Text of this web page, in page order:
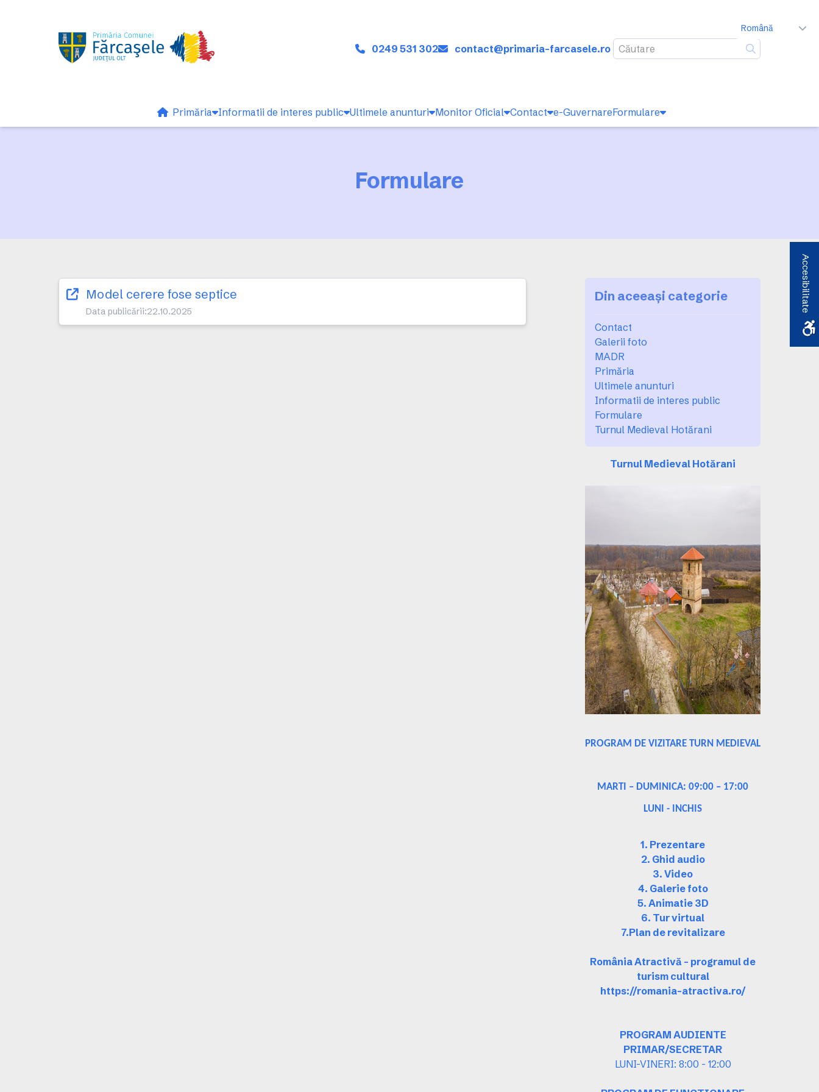
0249 531 302
contact@primaria-farcasele.ro
Caută
Română
Primăria Informatii de interes public Ultimele anunturi Monitor Oficial Contact e-GuvernareFormulare
Formulare
Model cerere fose septice
Data publicării:22.10.2025
Din aceeași categorie
Contact
Galerii foto
MADR
Primăria
Ultimele anunturi
Informatii de interes public
Formulare
Turnul Medieval Hotărani
Turnul Medieval Hotărani
PROGRAM DE VIZITARE TURN MEDIEVAL
MARTI – DUMINICA: 09:00 – 17:00
LUNI - INCHIS
1. Prezentare
2. Ghid audio
3. Video
4. Galerie foto
5. Animatie 3D
6. Tur virtual
7.Plan de revitalizare
România Atractivă – programul de
turism cultural
https://romania-atractiva.ro/
PROGRAM AUDIENTE
PRIMAR/SECRETAR
LUNI-VINERI: 8:00 - 12:00
Accesibilitate